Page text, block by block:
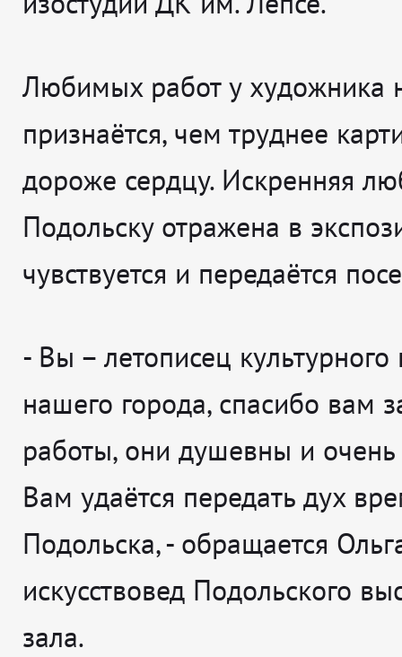
Любимых работ у художника
признаётся, чем труднее
дороже сердцу. Искренняя
Подольску отражена в
чувствуется и передаётся
- Вы – летописец культурного
нашего города, спасибо вам
работы, они душевны и очень
Вам удаётся передать дух
Подольска, - обращается
искусствовед Подольского
зала.